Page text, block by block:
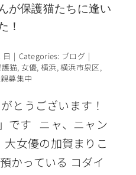
が保護猫たちに逢い
！
| Categories: ブログ |
猫, 女優,横浜,横浜市泉区,
募集中
とうございます！
です ニャ、ニャン
大女優の加賀まりこ
かっている コダイ